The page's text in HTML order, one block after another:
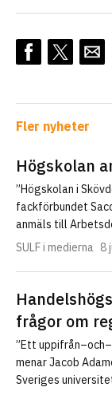
Fler nyheter
Högskolan
”Högskolan i
fackförbundet
anmäls till
SULF i medierna 8
frågor om
”Ett
menar Jacob
Sveriges